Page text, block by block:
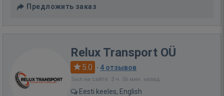
Предложить заказ
Relux Transport OÜ
5.0 · 4 отзывов
Был на сайте: 3 ч. 56 мин. назад
Eesti keeles, English